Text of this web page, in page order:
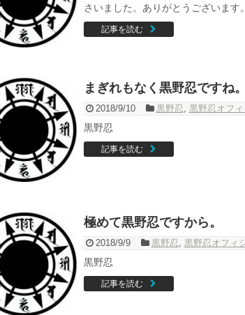
さいました。ありがとうございます
記事を読む
まぎれもなく黒野忍ですね。
2018/9/10 黒野忍, 黒野忍オフ
黒野忍
記事を読む
極めて黒野忍ですから。
2018/9/9 黒野忍, 黒野忍オフィ
黒野忍
記事を読む